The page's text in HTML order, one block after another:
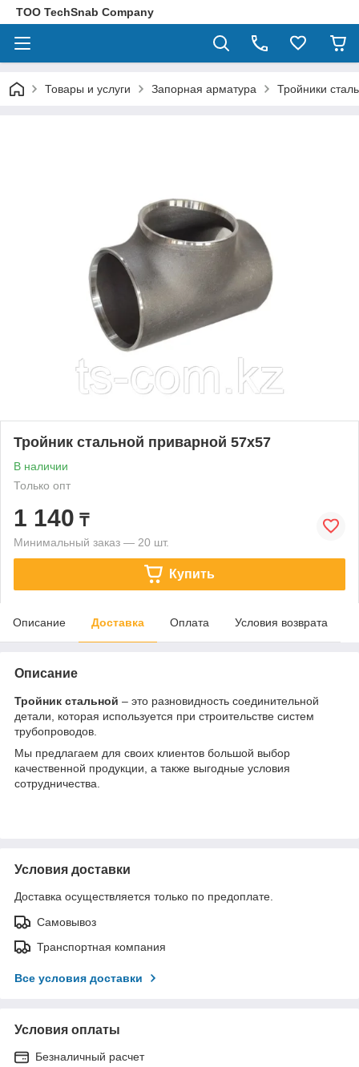
ТОО TechSnab Company
Товары и услуги Запорная арматура Тройники
Тройник стальной приварной 57х57
В наличии
Только опт
1 140 ₸
Минимальный заказ — 20 шт.
Купить
Описание Доставка Оплата Условия возврата
Описание
Тройник стальной – это разновидность соединительной
детали, которая используется при строительстве систем
трубопроводов.
Мы предлагаем для своих клиентов большой выбор
качественной продукции, а также выгодные условия
сотрудничества.
Условия доставки
Доставка осуществляется только по предоплате.
Самовывоз
Транспортная компания
Все условия доставки
Условия оплаты
Безналичный расчет